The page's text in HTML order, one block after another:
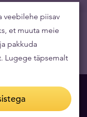
veebilehe piisav
et muuta meie
pakkuda
Lugege täpsemalt